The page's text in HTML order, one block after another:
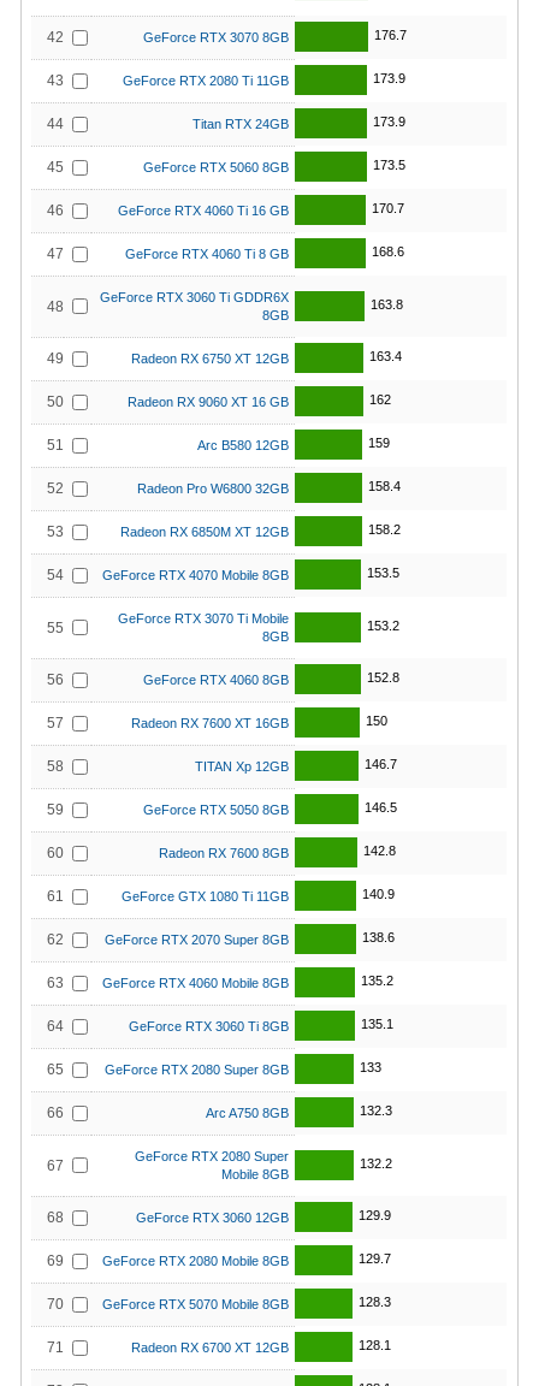
42 GeForce RTX 3070 8GB 176.7
43 GeForce RTX 2080 Ti 11GB 173.9
44 Titan RTX 24GB 173.9
45 GeForce RTX 5060 8GB 173.5
46 GeForce RTX 4060 Ti 16 GB 170.7
47 GeForce RTX 4060 Ti 8 GB 168.6
48
GeForce RTX 3060 Ti GDDR6X
8GB
163.8
49 Radeon RX 6750 XT 12GB 163.4
50 Radeon RX 9060 XT 16 GB 162
51 Arc B580 12GB 159
52 Radeon Pro W6800 32GB 158.4
53 Radeon RX 6850M XT 12GB 158.2
54 GeForce RTX 4070 Mobile 8GB 153.5
55
GeForce RTX 3070 Ti Mobile
8GB
153.2
56 GeForce RTX 4060 8GB 152.8
57 Radeon RX 7600 XT 16GB 150
58 TITAN Xp 12GB 146.7
59 GeForce RTX 5050 8GB 146.5
60 Radeon RX 7600 8GB 142.8
61 GeForce GTX 1080 Ti 11GB 140.9
62 GeForce RTX 2070 Super 8GB 138.6
63 GeForce RTX 4060 Mobile 8GB 135.2
64 GeForce RTX 3060 Ti 8GB 135.1
65 GeForce RTX 2080 Super 8GB 133
66 Arc A750 8GB 132.3
67
GeForce RTX 2080 Super
Mobile 8GB
132.2
68 GeForce RTX 3060 12GB 129.9
69 GeForce RTX 2080 Mobile 8GB 129.7
70 GeForce RTX 5070 Mobile 8GB 128.3
71 Radeon RX 6700 XT 12GB 128.1